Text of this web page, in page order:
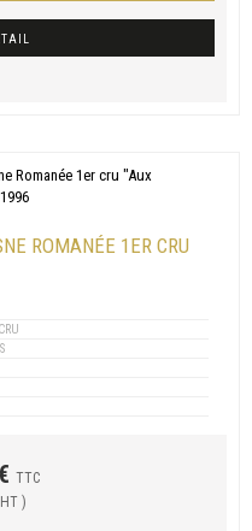
ROMANÉE 1ER CRU
TTC
)